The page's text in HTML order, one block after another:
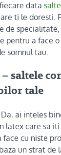
data
ti le doresti.
de
pentru a face
somnul tau.
saltele
tale
ai inteles
latex care sa
face cu niste
un strat de